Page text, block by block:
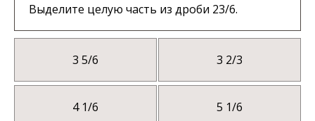
Выделите целую часть из дроби 23/6.
3 5/6 3 2/3
4 1/6 5 1/6